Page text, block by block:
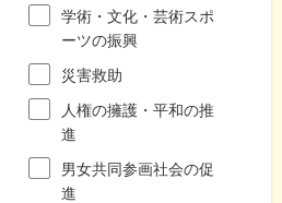
学術・文化・芸術スポ
ーツの振興
災害救助
人権の擁護・平和の推
進
男女共同参画社会の促
進